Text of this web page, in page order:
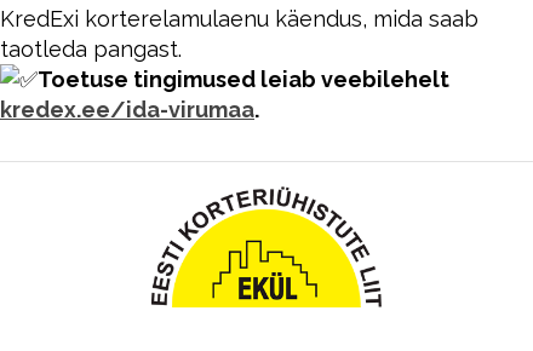
KredExi korterelamulaenu käendus, mida saab
taotleda pangast.
Toetuse tingimused leiab veebilehelt
kredex.ee/ida-virumaa.